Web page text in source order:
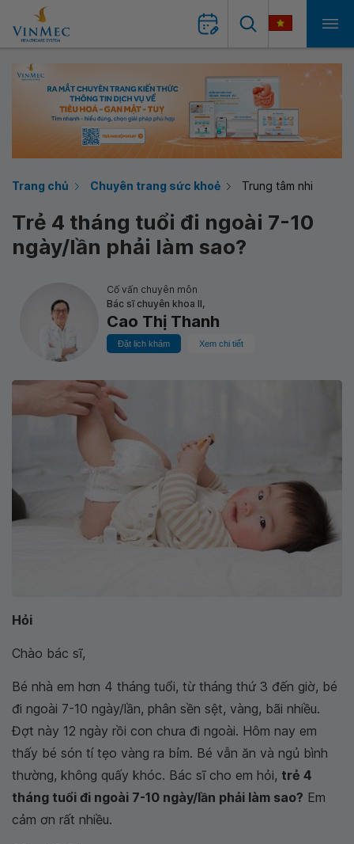
Trang chủ Chuyên trang sức khoẻ Trung tâm nhi
Trẻ 4 tháng tuổi đi ngoài 7-10
ngày/lần phải làm sao?
Cố vấn chuyên môn
Bác sĩ chuyên khoa II,
Cao Thị Thanh
Đặt lịch khám Xem chi tiết
Hỏi
Chào bác sĩ,
Bé nhà em hơn 4 tháng tuổi, từ tháng thứ 3 đến giờ, bé
đi ngoài 7-10 ngày/lần, phân sền sệt, vàng, bãi nhiều.
Đợt này 12 ngày rồi con chưa đi ngoài. Hôm nay em
thấy bé són tí tẹo vàng ra bỉm. Bé vẫn ăn và ngủ bình
thường, không quấy khóc. Bác sĩ cho em hỏi, trẻ 4
tháng tuổi đi ngoài 7-10 ngày/lần phải làm sao? Em
cảm ơn rất nhiều.